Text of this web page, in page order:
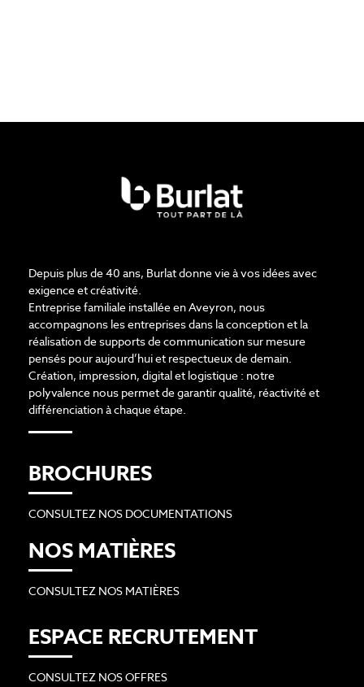
Depuis plus de 40 ans, Burlat donne vie à vos idées avec
exigence et créativité.
Entreprise familiale installée en Aveyron, nous
accompagnons les entreprises dans la conception et la
réalisation de supports de communication sur mesure
pensés pour aujourd’hui et respectueux de demain.
Création, impression, digital et logistique : notre
polyvalence nous permet de garantir qualité, réactivité et
différenciation à chaque étape.
BROCHURES
CONSULTEZ NOS DOCUMENTATIONS
NOS MATIÈRES
CONSULTEZ NOS MATIÈRES
ESPACE RECRUTEMENT
CONSULTEZ NOS OFFRES